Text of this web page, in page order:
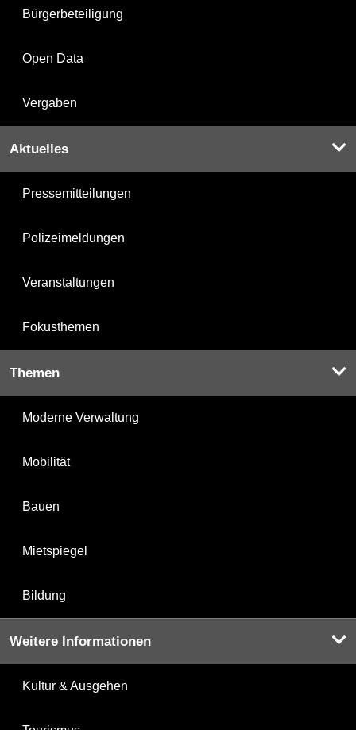
Bürgerbeteiligung
Open Data
Vergaben
Aktuelles
Pressemitteilungen
Polizeimeldungen
Veranstaltungen
Fokusthemen
Themen
Moderne Verwaltung
Mobilität
Bauen
Mietspiegel
Bildung
Weitere Informationen
Kultur & Ausgehen